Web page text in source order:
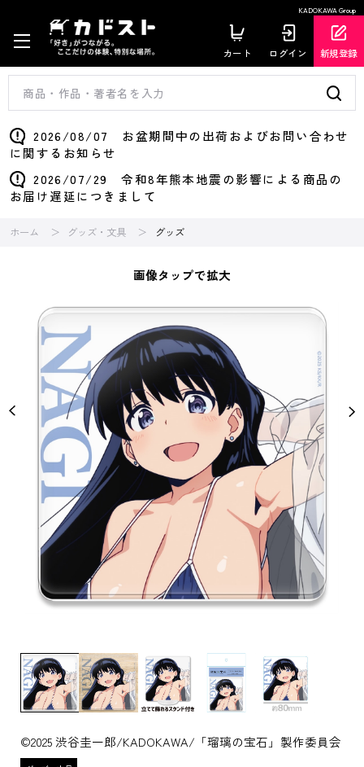
KADOKAWA Group
カート ログイン 新規登録
2026/08/07 お盆期間中の出荷およびお問い合わせ
に関するお知らせ
2026/07/29 令和8年熊本地震の影響による商品の
お届け遅延につきまして
ホーム グッズ・文具 グッズ
画像タップで拡大
©2025 渋谷圭一郎/KADOKAWA/「瑠璃の宝石」製作委員会